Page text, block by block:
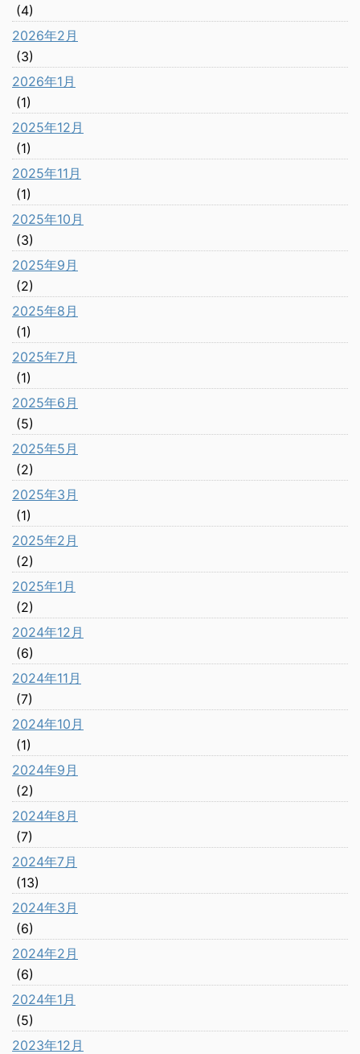
(4)
2026年2月
(3)
2026年1月
(1)
2025年12月
(1)
2025年11月
(1)
2025年10月
(3)
2025年9月
(2)
2025年8月
(1)
2025年7月
(1)
2025年6月
(5)
2025年5月
(2)
2025年3月
(1)
2025年2月
(2)
2025年1月
(2)
2024年12月
(6)
2024年11月
(7)
2024年10月
(1)
2024年9月
(2)
2024年8月
(7)
2024年7月
(13)
2024年3月
(6)
2024年2月
(6)
2024年1月
(5)
2023年12月